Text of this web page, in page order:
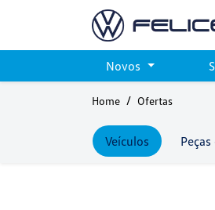
Novos
Home Ofertas
Veículos